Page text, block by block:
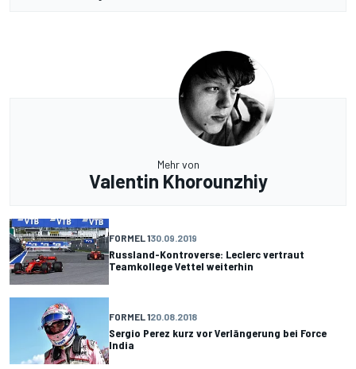
Mehr von
Valentin Khorounzhiy
FORMEL 130.09.2019
Russland-Kontroverse: Leclerc vertraut
Teamkollege Vettel weiterhin
FORMEL 120.08.2018
Sergio Perez kurz vor Verlängerung bei Force
India